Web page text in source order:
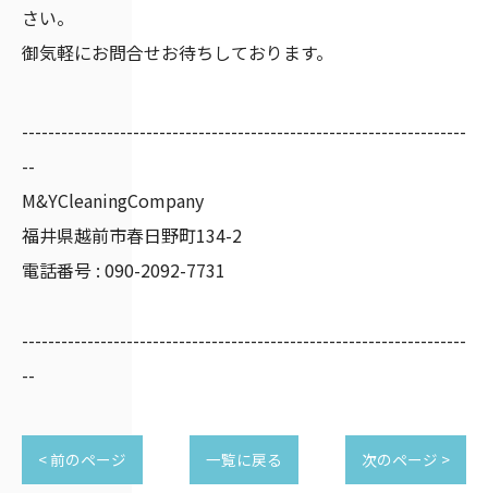
さい。
御気軽にお問合せお待ちしております。
--------------------------------------------------------------------
--
M&YCleaningCompany
福井県越前市春日野町134-2
電話番号 : 090-2092-7731
--------------------------------------------------------------------
--
< 前のページ 一覧に戻る 次のページ >